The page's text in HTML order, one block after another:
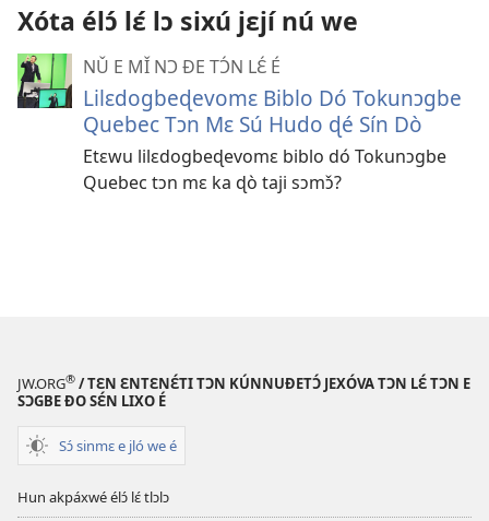
Xóta élɔ́ lɛ́ lɔ sixú jɛjí nú we
NǓ E MǏ NƆ ÐE TƆ́N LƐ́ É
Lilɛdogbeɖevomɛ Biblo Dó Tokunɔgbe
Quebec Tɔn Mɛ Sú Hudo ɖé Sín Dò
Etɛwu lilɛdogbeɖevomɛ biblo dó Tokunɔgbe
Quebec tɔn mɛ ka ɖò taji sɔmɔ̌?
JW.ORG® / TƐN ƐNTƐNƐ́TI TƆN KÚNNUƉETƆ́ JEXÓVA TƆN LƐ́ TƆN E
SƆGBE ƉO SƐ́N LIXO É
Sɔ́ sinmɛ e jló we é
Hun akpáxwé élɔ́ lɛ́ tlɔlɔ